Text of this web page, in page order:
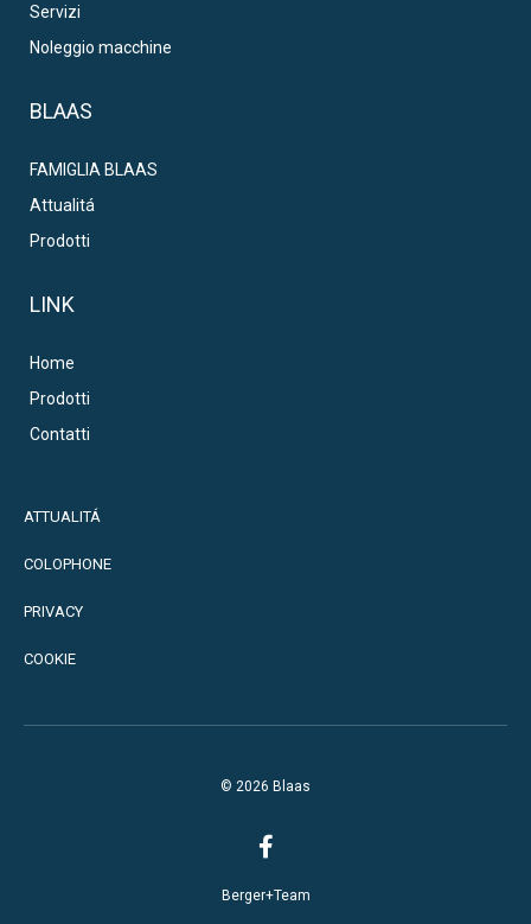
Servizi
Noleggio macchine
BLAAS
FAMIGLIA BLAAS
Attualitá
Prodotti
LINK
Home
Prodotti
Contatti
ATTUALITÁ
COLOPHONE
PRIVACY
COOKIE
© 2026 Blaas
Berger+Team